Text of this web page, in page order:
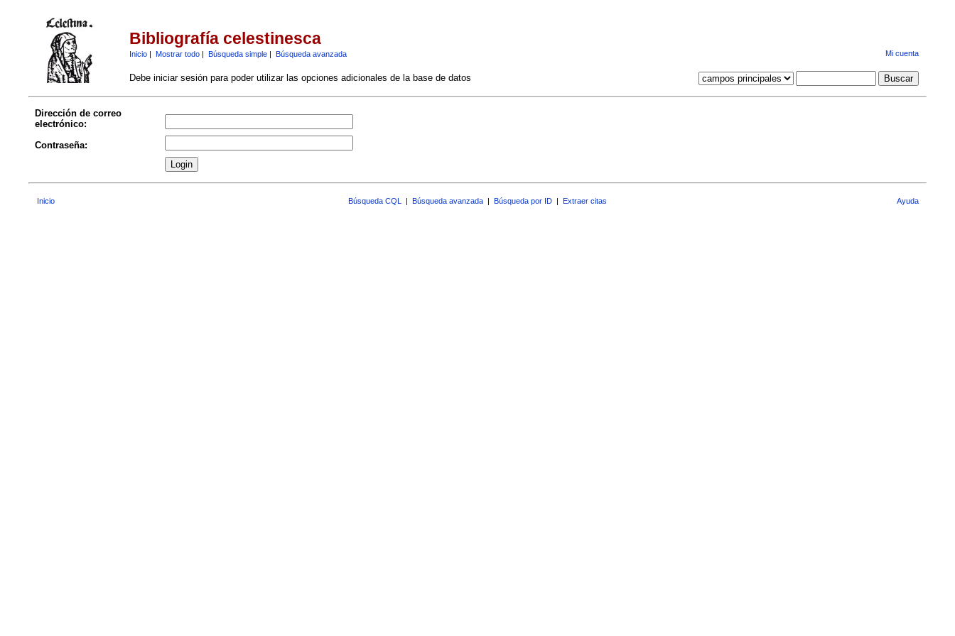
Bibliografía celestinesca
Inicio| Mostrar todo| Búsqueda simple| Búsqueda avanzada Mi cuenta
Debe iniciar sesión para poder utilizar las opciones adicionales de la base de datos
Dirección de correo
electrónico:
Contraseña:
Inicio Búsqueda CQL | Búsqueda avanzada | Búsqueda por ID | Extraer citas Ayuda